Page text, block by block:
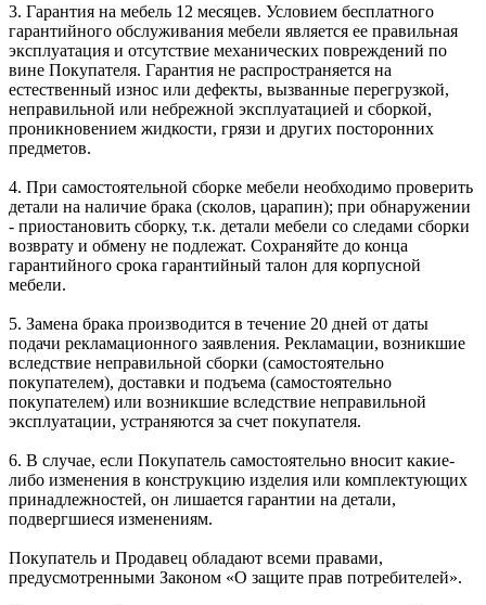
3. Гарантия на мебель 12 месяцев. Условием бесплатного
гарантийного обслуживания мебели является ее правильная
эксплуатация и отсутствие механических повреждений по
вине Покупателя. Гарантия не распространяется на
естественный износ или дефекты, вызванные перегрузкой,
неправильной или небрежной эксплуатацией и сборкой,
проникновением жидкости, грязи и других посторонних
предметов.
4. При самостоятельной сборке мебели необходимо проверить
детали на наличие брака (сколов, царапин); при обнаружении
- приостановить сборку, т.к. детали мебели со следами сборки
возврату и обмену не подлежат. Сохраняйте до конца
гарантийного срока гарантийный талон для корпусной
мебели.
5. Замена брака производится в течение 20 дней от даты
подачи рекламационного заявления. Рекламации, возникшие
вследствие неправильной сборки (самостоятельно
покупателем), доставки и подъема (самостоятельно
покупателем) или возникшие вследствие неправильной
эксплуатации, устраняются за счет покупателя.
6. В случае, если Покупатель самостоятельно вносит какие-
либо изменения в конструкцию изделия или комплектующих
принадлежностей, он лишается гарантии на детали,
подвергшиеся изменениям.
Покупатель и Продавец обладают всеми правами,
предусмотренными Законом «О защите прав потребителей».